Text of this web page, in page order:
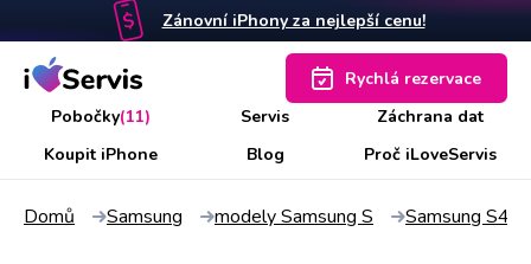
Zánovní iPhony za nejlepší cenu!
Pobočky(11) Servis
Záchrana dat
Koupit iPhone
Blog Proč iLoveServis
Rychlá rezervace
Domů Samsung modely Samsung S Samsung S4